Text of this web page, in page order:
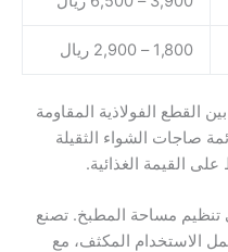
1,800 – 2,900 ريال
القطع الفولاذية المقاومة
صاجات الشواء الثقيلة
على القيمة الغذائية.
تنظيم مساحة المطبخ. تصنع
الاستخدام المكثف، مع